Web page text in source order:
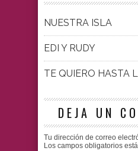
NUESTRA ISLA
EDI Y RUDY
TE QUIERO HASTA
DEJA UN
Tu dirección de correo
Los campos obligatorios